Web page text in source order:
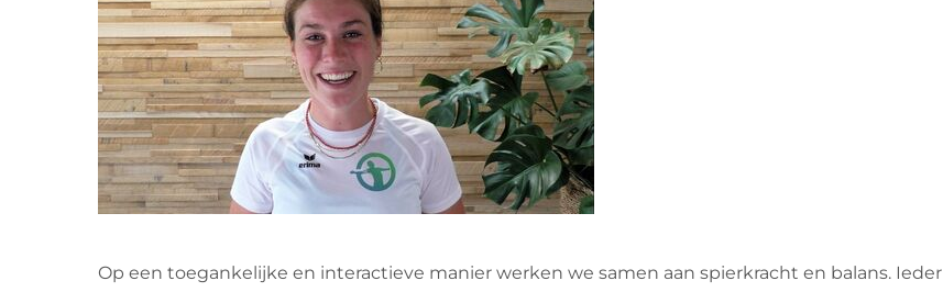
Op een toegankelijke en interactieve manier werken we samen aan spierkracht en balans. Ieder